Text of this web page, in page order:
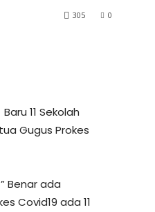
0
305
11 Sekolah
Gugus Prokes
Benar ada
Covid19 ada 11